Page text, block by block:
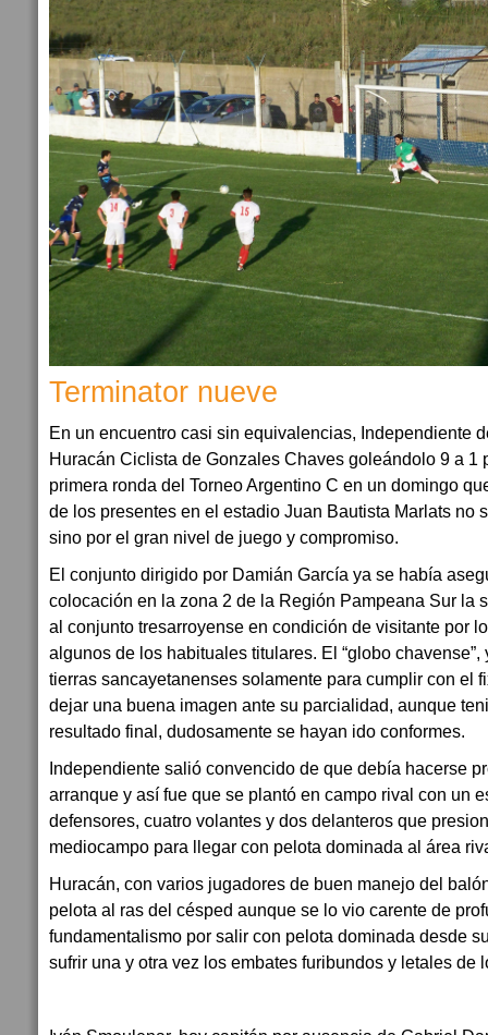
Terminator nueve
En un encuentro casi sin equivalencias, Independiente
Huracán Ciclista de Gonzales Chaves goleándolo 9 a 1
primera ronda del Torneo Argentino C en un domingo
de los presentes en el estadio Juan Bautista Marlats no
sino por el gran nivel de juego y compromiso.
El conjunto dirigido por Damián García ya se había
colocación en la zona 2 de la Región Pampeana Sur la
al conjunto tresarroyense en condición de visitante por
algunos de los habituales titulares. El “globo
tierras sancayetanenses solamente para cumplir con el
dejar una buena imagen ante su parcialidad, aunque
resultado final, dudosamente se hayan ido conformes.
Independiente salió convencido de que debía hacerse
arranque y así fue que se plantó en campo rival con un
defensores, cuatro volantes y dos delanteros que
mediocampo para llegar con pelota dominada al área
Huracán, con varios jugadores de buen manejo del
pelota al ras del césped aunque se lo vio carente de
fundamentalismo por salir con pelota dominada desde
sufrir una y otra vez los embates furibundos y letales de